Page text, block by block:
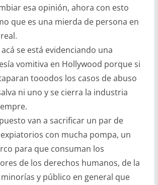
esa opinión, ahora con esto
que es una mierda de persona en
se está evidenciando una
vomitiva en Hollywood porque si
tooodos los casos de abuso
ni uno y se cierra la industria
van a sacrificar un par de
con mucha pompa, un
para que consuman los
de los derechos humanos, de la
y público en general que